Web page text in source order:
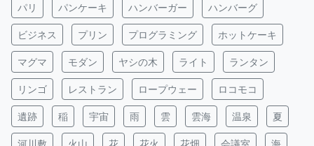
パリ パンケーキ ハンバーガー ハンバーグ
ビジネス プリン プログラミング ホットケーキ
マグマ モダン ヤシの木 ライト ランタン
リンゴ レストラン ロープウェー ロコモコ
遺跡 稲 宇宙 雨 雲 雲海 温泉 夏